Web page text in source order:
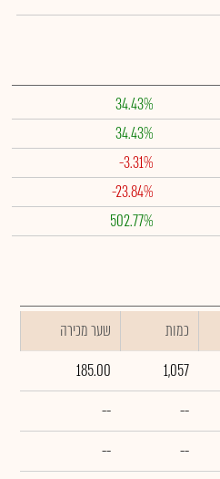
34.43%
34.43%
-3.31%
-23.84%
502.77%
כמות
שער מכירה
1,057
185.00
--
--
--
--